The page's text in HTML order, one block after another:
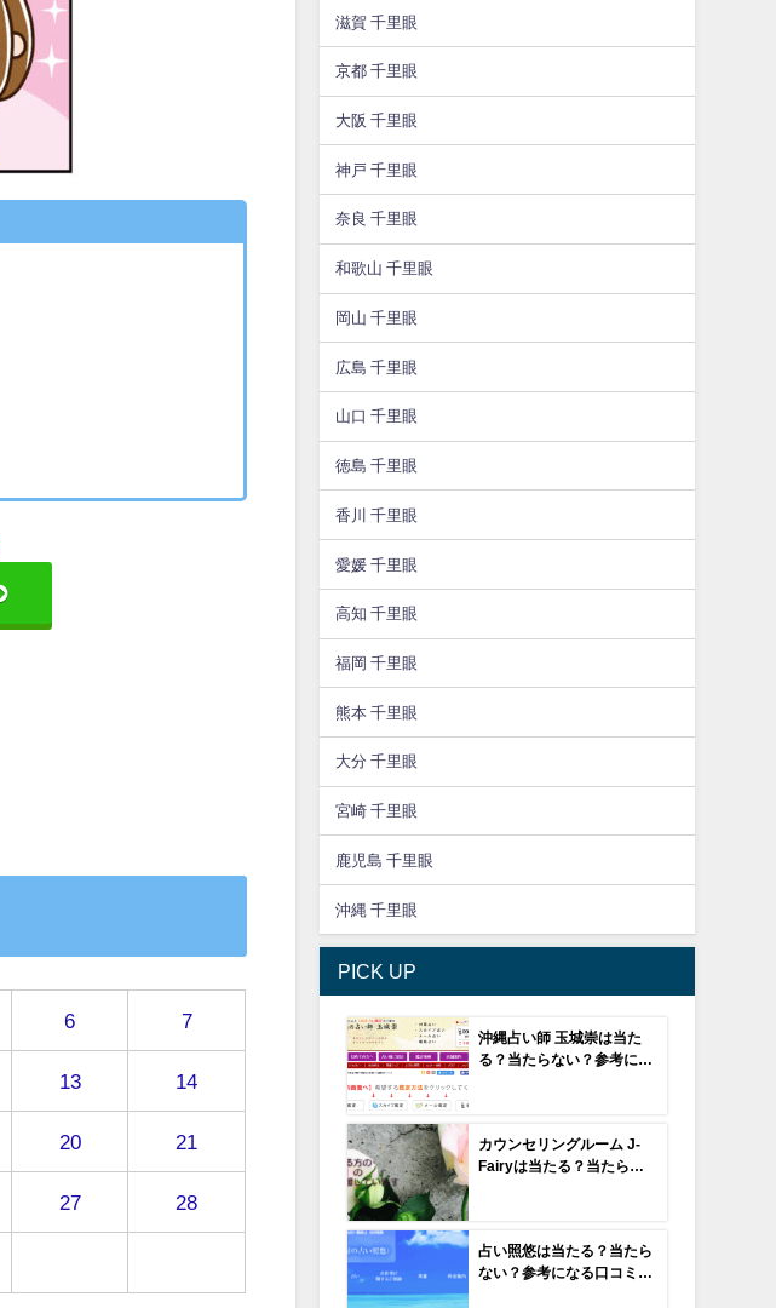
6 7
13 14
20 21
27 28
滋賀 千里眼
京都 千里眼
大阪 千里眼
神戸 千里眼
奈良 千里眼
和歌山 千里眼
岡山 千里眼
広島 千里眼
山口 千里眼
徳島 千里眼
香川 千里眼
愛媛 千里眼
高知 千里眼
福岡 千里眼
熊本 千里眼
大分 千里眼
宮崎 千里眼
鹿児島 千里眼
沖縄 千里眼
PICK UP
沖縄占い師 玉城崇は当た
る？当たらない？参考にな
カウンセリングルーム J-
Fairyは当たる？当たらな
占い照悠は当たる？当たら
ない？参考になる口コミを